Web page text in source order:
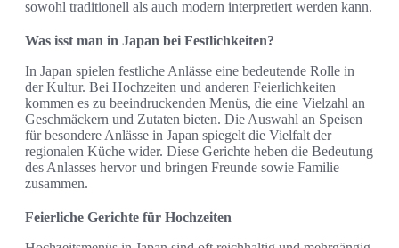
sowohl traditionell als auch modern interpretiert werden kann.
Was isst man in Japan bei Festlichkeiten?
In Japan spielen festliche Anlässe eine bedeutende Rolle in
der Kultur. Bei Hochzeiten und anderen Feierlichkeiten
kommen es zu beeindruckenden Menüs, die eine Vielzahl an
Geschmäckern und Zutaten bieten. Die Auswahl an Speisen
für besondere Anlässe in Japan spiegelt die Vielfalt der
regionalen Küche wider. Diese Gerichte heben die Bedeutung
des Anlasses hervor und bringen Freunde sowie Familie
zusammen.
Feierliche Gerichte für Hochzeiten